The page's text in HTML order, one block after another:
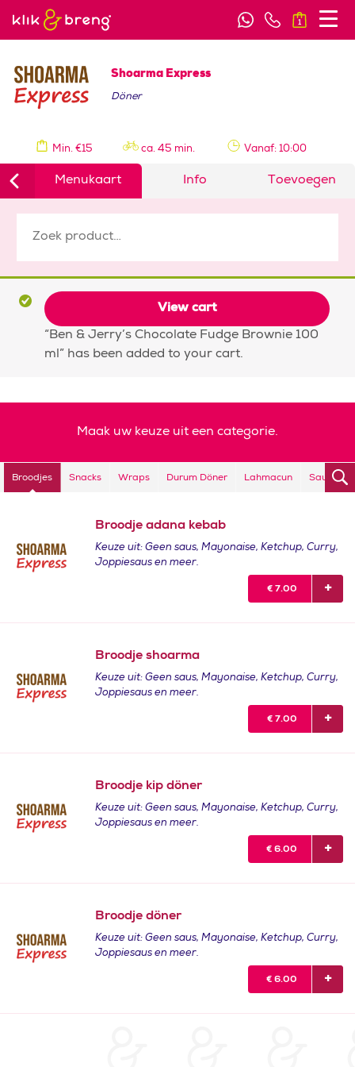
1
Shoarma Express
Döner
Min. €15 ca. 45 min. Vanaf: 10:00
Menukaart Info Toevoegen
View cart
“Ben & Jerry’s Chocolate Fudge Brownie 100
ml” has been added to your cart.
Maak uw keuze uit een categorie.
Broodjes Snacks Wraps Durum Döner Lahmacun Sauzen
Broodje adana kebab
Keuze uit: Geen saus, Mayonaise, Ketchup, Curry,
Joppiesaus en meer.
€ 7.00
Broodje shoarma
Keuze uit: Geen saus, Mayonaise, Ketchup, Curry,
Joppiesaus en meer.
€ 7.00
Broodje kip döner
Keuze uit: Geen saus, Mayonaise, Ketchup, Curry,
Joppiesaus en meer.
€ 6.00
Broodje döner
Keuze uit: Geen saus, Mayonaise, Ketchup, Curry,
Joppiesaus en meer.
€ 6.00